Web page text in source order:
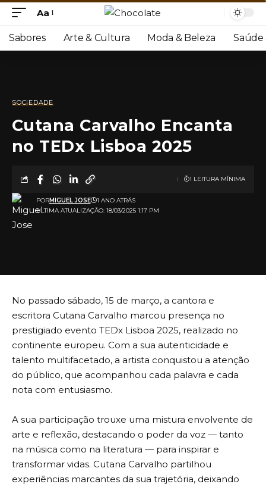
Aa
Sabores Arte & Cultura Moda & Beleza Saúde
SOCIEDADE
Cutana Carvalho Encanta
no TEDx Lisboa 2025
ULTIMA ATUALIZAÇÃO: 18/03/2025 1:17 PM
PORMIGUEL JOSE 1 ANO ATRÁS
1 LEITURA MÍNIMA
No passado sábado, 15 de março, a cantora e
escritora Cutana Carvalho marcou presença no
prestigiado evento TEDx Lisboa 2025, realizado no
continente europeu. Com a sua autenticidade e
talento multifacetado, a artista conquistou a atenção
do público, que acompanhou cada palavra e cada
nota com entusiasmo.
A sua participação trouxe uma mistura envolvente de
arte e reflexão, destacando o poder da voz — tanto
na música como na literatura — para inspirar e
transformar vidas. Cutana Carvalho partilhou
experiências marcantes da sua trajetória, deixando